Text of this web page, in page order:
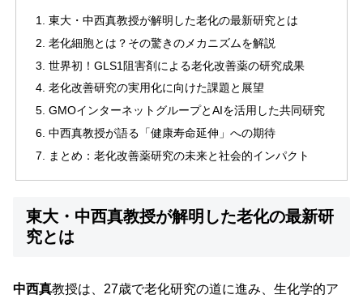
東大・中西真教授が解明した老化の最新研究とは
老化細胞とは？その驚きのメカニズムを解説
世界初！GLS1阻害剤による老化改善薬の研究成果
老化改善研究の実用化に向けた課題と展望
GMOインターネットグループとAIを活用した共同研究
中西真教授が語る「健康寿命延伸」への期待
まとめ：老化改善薬研究の未来と社会的インパクト
東大・中西真教授が解明した老化の最新研
究とは
中西真教授は、27歳で老化研究の道に進み、生化学的ア